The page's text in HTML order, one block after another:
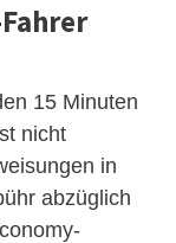
15 Minuten
nicht
in
abzüglich